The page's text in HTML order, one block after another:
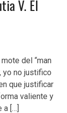
V. El
del “man
yo no justifico
que justificar
valiente y
a […]